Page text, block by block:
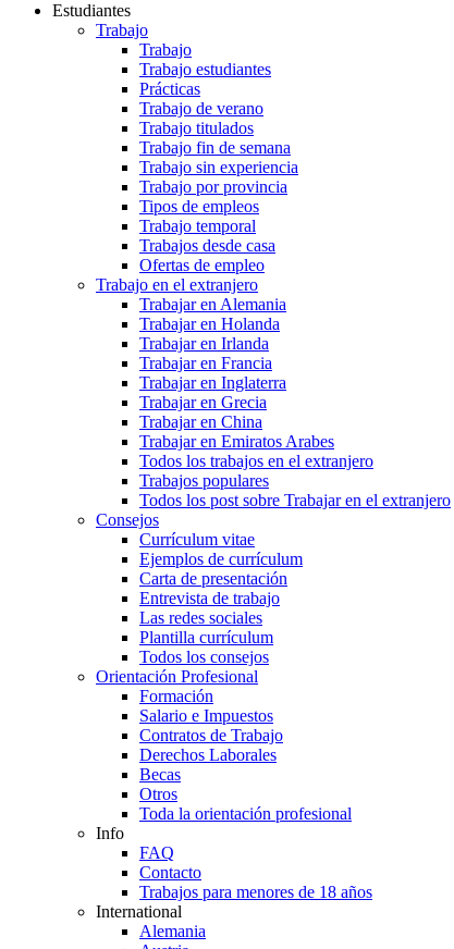
Estudiantes
Trabajo
Trabajo
Trabajo estudiantes
Prácticas
Trabajo de verano
Trabajo titulados
Trabajo fin de semana
Trabajo sin experiencia
Trabajo por provincia
Tipos de empleos
Trabajo temporal
Trabajos desde casa
Ofertas de empleo
Trabajo en el extranjero
Trabajar en Alemania
Trabajar en Holanda
Trabajar en Irlanda
Trabajar en Francia
Trabajar en Inglaterra
Trabajar en Grecia
Trabajar en China
Trabajar en Emiratos Arabes
Todos los trabajos en el extranjero
Trabajos populares
Todos los post sobre Trabajar en el extranjero
Consejos
Currículum vitae
Ejemplos de currículum
Carta de presentación
Entrevista de trabajo
Las redes sociales
Plantilla currículum
Todos los consejos
Orientación Profesional
Formación
Salario e Impuestos
Contratos de Trabajo
Derechos Laborales
Becas
Otros
Toda la orientación profesional
Info
FAQ
Contacto
Trabajos para menores de 18 años
International
Alemania